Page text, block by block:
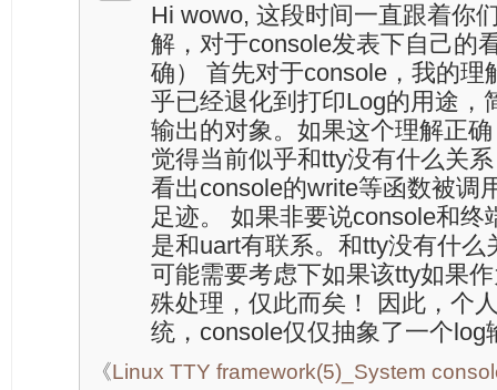
Hi wowo, 这段时间一直跟着你
解，对于console发表下自己的
确） 首先对于console，我的理
乎已经退化到打印Log的用途，
输出的对象。如果这个理解正
觉得当前似乎和tty没有什么关
看出console的write等函数被调
足迹。 如果非要说console和终
是和uart有联系。和tty没有什
可能需要考虑下如果该tty如果
殊处理，仅此而矣！ 因此，个
统，console仅仅抽象了一个log
《Linux TTY framework(5)_System